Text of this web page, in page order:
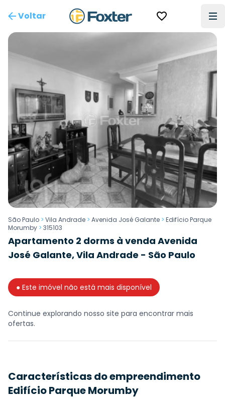
Voltar
São Paulo > Vila Andrade > Avenida José Galante > Edifício Parque
Morumby > 315103
Apartamento 2 dorms à venda Avenida
José Galante, Vila Andrade - São Paulo
● Este imóvel não está mais disponível
Continue explorando nosso site para encontrar mais
ofertas.
Características do empreendimento
Edifício Parque Morumby